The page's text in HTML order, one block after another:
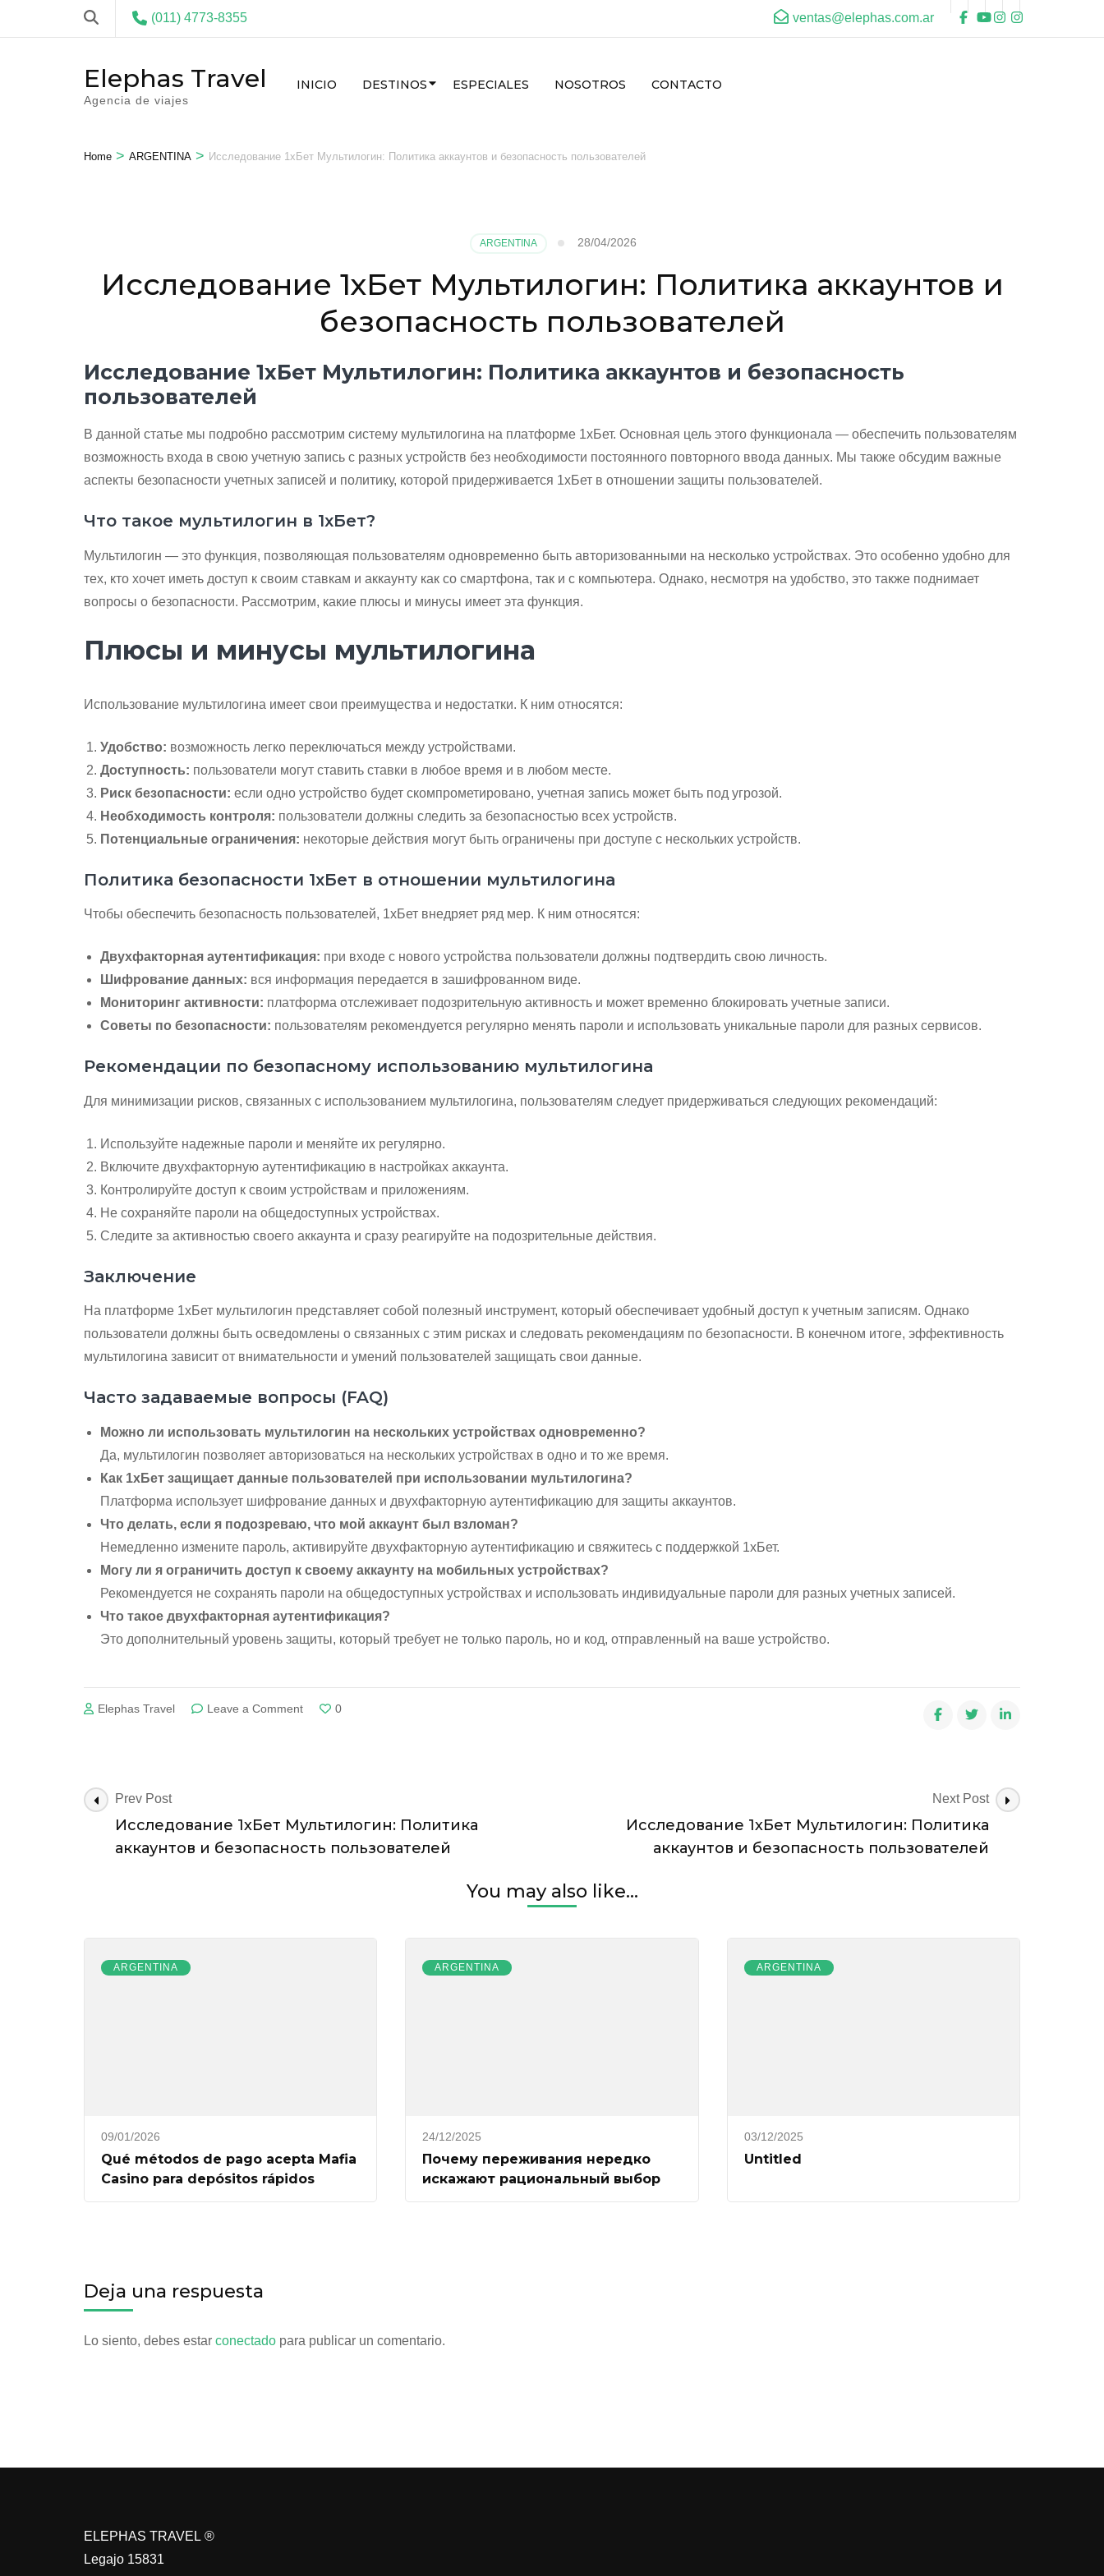
(011) 4773-8355 ventas@elephas.com.ar
Elephas Travel
Agencia de viajes
INICIO DESTINOS ESPECIALES NOSOTROS CONTACTO
Home > ARGENTINA > Исследование 1хБет Мультилогин: Политика аккаунтов и безопасность пользователей
ARGENTINA 28/04/2026
Исследование 1хБет Мультилогин: Политика аккаунтов и
безопасность пользователей
Исследование 1хБет Мультилогин: Политика аккаунтов и безопасность
пользователей
В данной статье мы подробно рассмотрим систему мультилогина на платформе 1хБет. Основная цель этого функционала — обеспечить пользователям
возможность входа в свою учетную запись с разных устройств без необходимости постоянного повторного ввода данных. Мы также обсудим важные
аспекты безопасности учетных записей и политику, которой придерживается 1хБет в отношении защиты пользователей.
Что такое мультилогин в 1хБет?
Мультилогин — это функция, позволяющая пользователям одновременно быть авторизованными на несколько устройствах. Это особенно удобно для
тех, кто хочет иметь доступ к своим ставкам и аккаунту как со смартфона, так и с компьютера. Однако, несмотря на удобство, это также поднимает
вопросы о безопасности. Рассмотрим, какие плюсы и минусы имеет эта функция.
Плюсы и минусы мультилогина
Использование мультилогина имеет свои преимущества и недостатки. К ним относятся:
Удобство: возможность легко переключаться между устройствами.
Доступность: пользователи могут ставить ставки в любое время и в любом месте.
Риск безопасности: если одно устройство будет скомпрометировано, учетная запись может быть под угрозой.
Необходимость контроля: пользователи должны следить за безопасностью всех устройств.
Потенциальные ограничения: некоторые действия могут быть ограничены при доступе с нескольких устройств.
Политика безопасности 1хБет в отношении мультилогина
Чтобы обеспечить безопасность пользователей, 1хБет внедряет ряд мер. К ним относятся:
Двухфакторная аутентификация: при входе с нового устройства пользователи должны подтвердить свою личность.
Шифрование данных: вся информация передается в зашифрованном виде.
Мониторинг активности: платформа отслеживает подозрительную активность и может временно блокировать учетные записи.
Советы по безопасности: пользователям рекомендуется регулярно менять пароли и использовать уникальные пароли для разных сервисов.
Рекомендации по безопасному использованию мультилогина
Для минимизации рисков, связанных с использованием мультилогина, пользователям следует придерживаться следующих рекомендаций:
Используйте надежные пароли и меняйте их регулярно.
Включите двухфакторную аутентификацию в настройках аккаунта.
Контролируйте доступ к своим устройствам и приложениям.
Не сохраняйте пароли на общедоступных устройствах.
Следите за активностью своего аккаунта и сразу реагируйте на подозрительные действия.
Заключение
На платформе 1хБет мультилогин представляет собой полезный инструмент, который обеспечивает удобный доступ к учетным записям. Однако
пользователи должны быть осведомлены о связанных с этим рисках и следовать рекомендациям по безопасности. В конечном итоге, эффективность
мультилогина зависит от внимательности и умений пользователей защищать свои данные.
Часто задаваемые вопросы (FAQ)
Можно ли использовать мультилогин на нескольких устройствах одновременно?
Да, мультилогин позволяет авторизоваться на нескольких устройствах в одно и то же время.
Как 1хБет защищает данные пользователей при использовании мультилогина?
Платформа использует шифрование данных и двухфакторную аутентификацию для защиты аккаунтов.
Что делать, если я подозреваю, что мой аккаунт был взломан?
Немедленно измените пароль, активируйте двухфакторную аутентификацию и свяжитесь с поддержкой 1хБет.
Могу ли я ограничить доступ к своему аккаунту на мобильных устройствах?
Рекомендуется не сохранять пароли на общедоступных устройствах и использовать индивидуальные пароли для разных учетных записей.
Что такое двухфакторная аутентификация?
Это дополнительный уровень защиты, который требует не только пароль, но и код, отправленный на ваше устройство.
Elephas Travel Leave a Commenton
безопасность
пользователей
0
Post
Navigation
Prev Post
Исследование 1хБет Мультилогин: Политика
аккаунтов и безопасность пользователей
Next Post
Исследование 1хБет Мультилогин: Политика
аккаунтов и безопасность пользователей
You may also like...
ARGENTINA
09/01/2026
Qué métodos de pago acepta Mafia
Casino para depósitos rápidos
ARGENTINA
24/12/2025
Почему переживания нередко
искажают рациональный выбор
ARGENTINA
03/12/2025
Untitled
Deja una respuesta
Lo siento, debes estar conectado para publicar un comentario.
ELEPHAS TRAVEL ®
Legajo 15831